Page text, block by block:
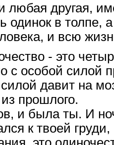
любая другая,
в толпе, а
и всю
- это
с особой
давит на
прошлого.
и была ты. И
к твоей